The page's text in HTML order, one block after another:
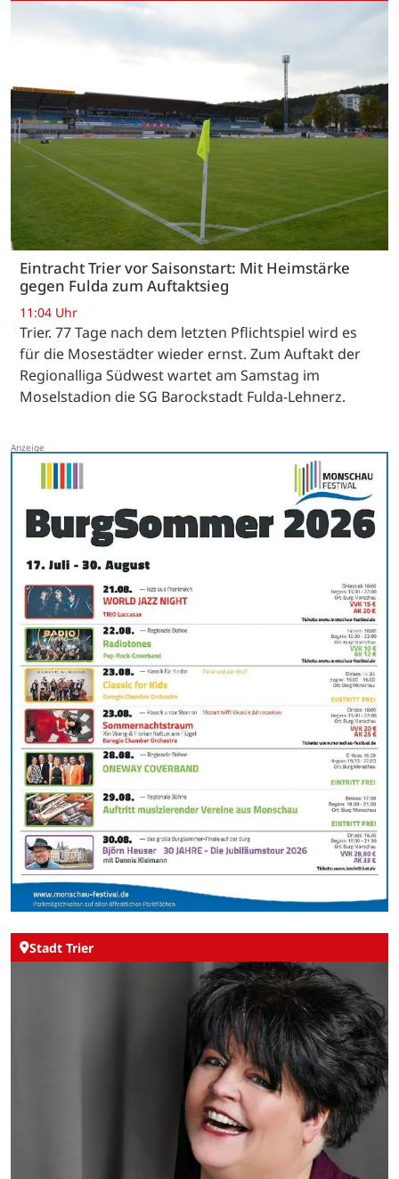
Eintracht Trier vor Saisonstart: Mit Heimstärke
gegen Fulda zum Auftaktsieg
11:04 Uhr
Trier. 77 Tage nach dem letzten Pflichtspiel wird es
für die Mosestädter wieder ernst. Zum Auftakt der
Regionalliga Südwest wartet am Samstag im
Moselstadion die SG Barockstadt Fulda-Lehnerz.
Stadt Trier